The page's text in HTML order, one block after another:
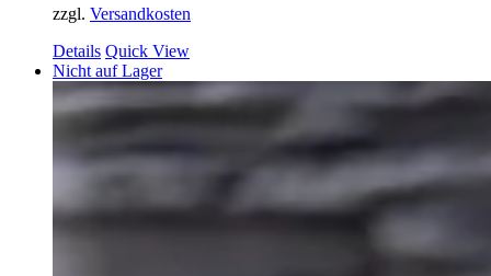
zzgl. Versandkosten
Details Quick View
Nicht auf Lager